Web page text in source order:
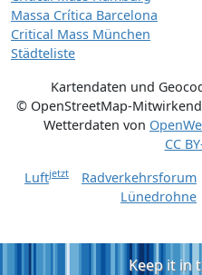
Massa Crítica Barcelona
Critical Mass München
Städteliste
Kartendaten und
© OpenStreetMap-
Wetterdaten von
CC
Luftjetzt Radverkehrsforum
Lünedrohne
Keep it in